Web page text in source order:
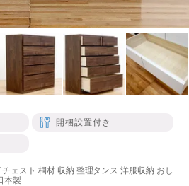
開梱設置付き
チェスト 桐材 収納 整理タンス 洋服収納 おし
本製